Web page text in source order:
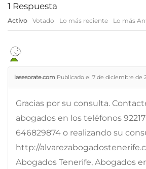
1 Respuesta
Activo Votado Lo más reciente Lo más
iasesorate.com Publicado el 7 de diciembre de
Gracias por su consulta.
abogados en los teléfonos
646829874 o realizando su
http://
Abogados Tenerife, Abogados